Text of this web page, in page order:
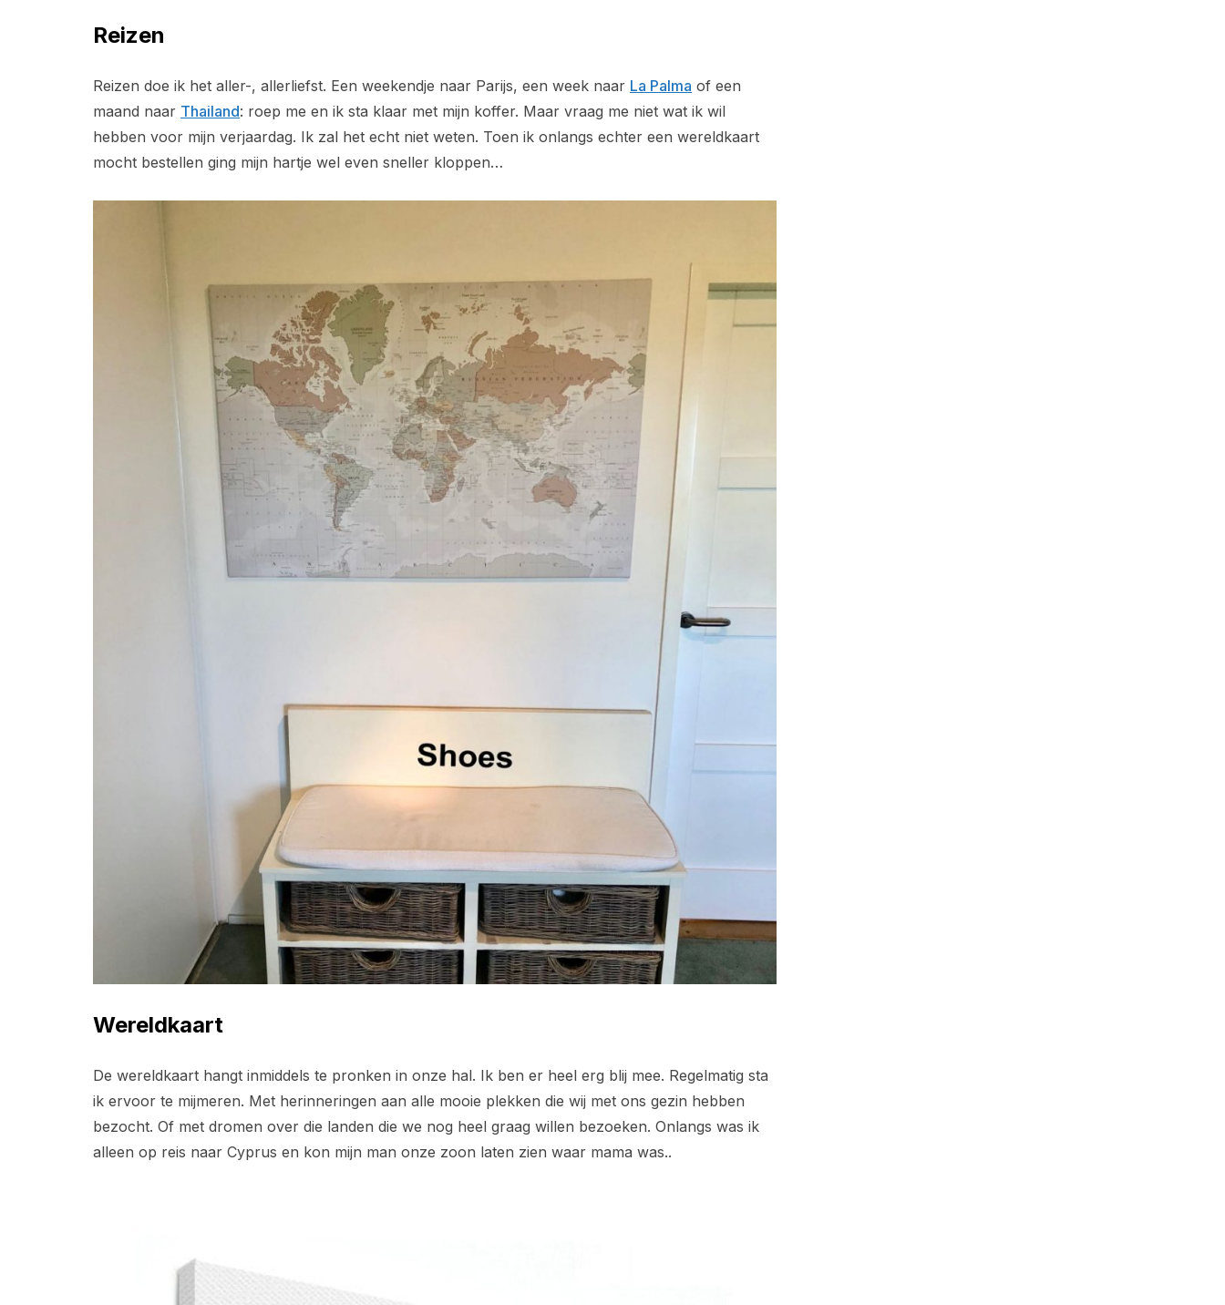
Reizen
Reizen doe ik het aller-, allerliefst. Een weekendje naar Parijs, een week naar La Palma of een
maand naar Thailand: roep me en ik sta klaar met mijn koffer. Maar vraag me niet wat ik wil
hebben voor mijn verjaardag. Ik zal het echt niet weten. Toen ik onlangs echter een wereldkaart
mocht bestellen ging mijn hartje wel even sneller kloppen…
Wereldkaart
De wereldkaart hangt inmiddels te pronken in onze hal. Ik ben er heel erg blij mee. Regelmatig sta
ik ervoor te mijmeren. Met herinneringen aan alle mooie plekken die wij met ons gezin hebben
bezocht. Of met dromen over die landen die we nog heel graag willen bezoeken. Onlangs was ik
alleen op reis naar Cyprus en kon mijn man onze zoon laten zien waar mama was..